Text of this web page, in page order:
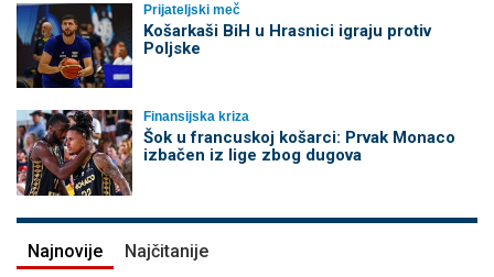
Prijateljski meč
Košarkaši BiH u Hrasnici igraju protiv
Poljske
Finansijska kriza
Šok u francuskoj košarci: Prvak Monaco
izbačen iz lige zbog dugova
Najnovije Najčitanije